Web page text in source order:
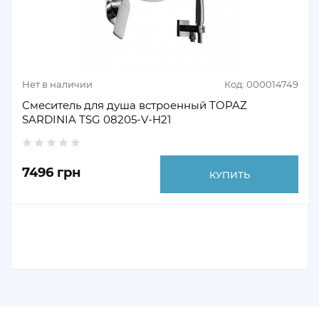
Нет в наличии Код: 000014749
Смеситель для душа встроенный TOPAZ
SARDINIA TSG 08205-V-H21
7496 грн КУПИТЬ